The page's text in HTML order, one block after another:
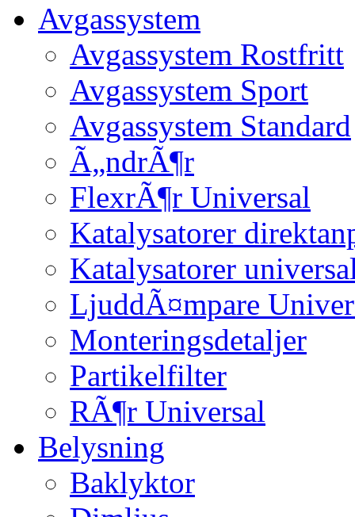
Avgassystem
Avgassystem Rostfritt
Avgassystem Sport
Avgassystem Standard
Ã„ndrÃ¶r
FlexrÃ¶r Universal
Katalysatorer
Katalysatorer
LjuddÃ¤mpare
Monteringsdetaljer
Partikelfilter
RÃ¶r Universal
Belysning
Baklyktor